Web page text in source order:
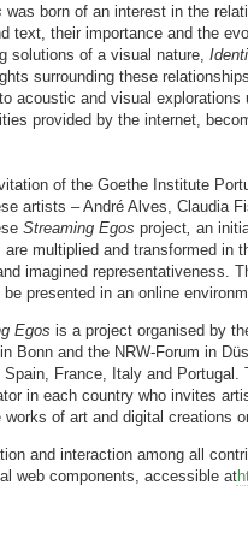
was born of an interest in the
text, their importance and the
solutions of a visual nature,
surrounding these
acoustic and visual
provided by the internet,
of the Goethe Institute
artists – André Alves, Claudia
Streaming Egos project an
are multiplied and transformed in
imagined representativeness.
presented in an online
Egos is a project organised by
Bonn and the NRW-Forum in
Spain, France, Italy and
in each country who invites
works of art and digital creations
and interaction among all
web components, accessible at